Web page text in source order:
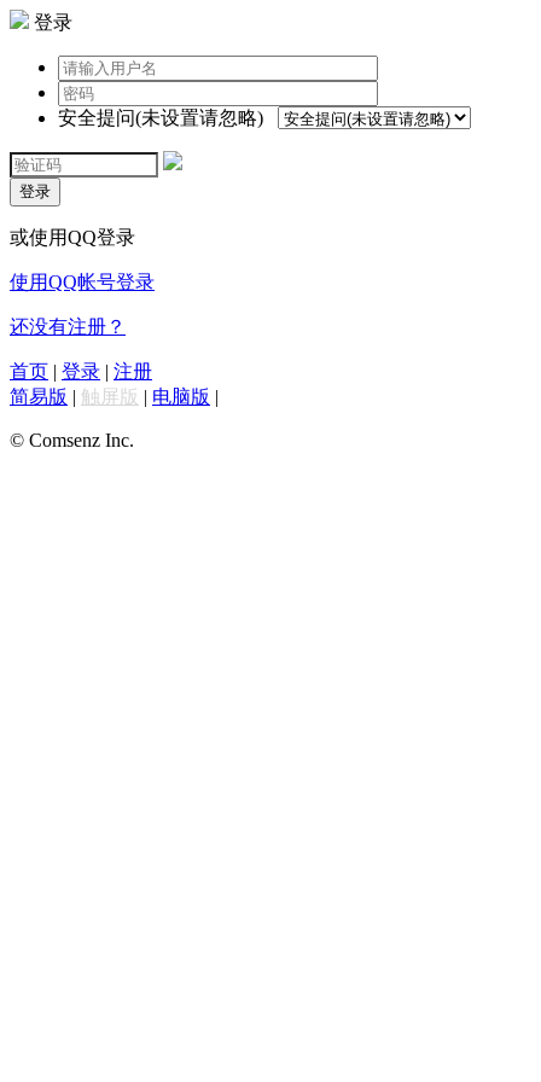
登录
安全提问(未设置请忽略)
登录
或使用QQ登录
使用QQ帐号登录
还没有注册？
首页 | 登录 | 注册
简易版 | 触屏版 | 电脑版 |
© Comsenz Inc.